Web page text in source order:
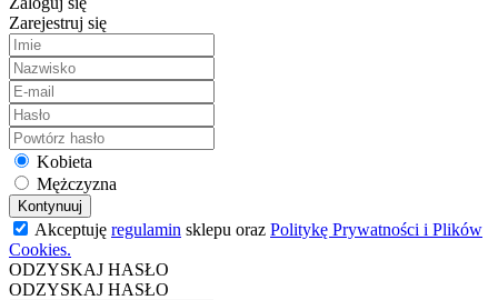
Zarejestruj się
Kobieta
Mężczyzna
Kontynuuj
Akceptuję regulamin sklepu oraz Politykę Prywatności i Plików
Cookies.
ODZYSKAJ HASŁO
ODZYSKAJ HASŁO